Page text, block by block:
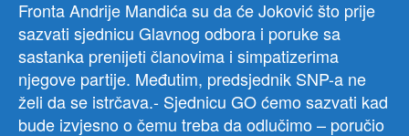
Fronta Andrije Mandića su da će Joković što prije
sazvati sjednicu Glavnog odbora i poruke sa
sastanka prenijeti članovima i simpatizerima
njegove partije. Međutim, predsjednik SNP-a ne
želi da se istrčava.- Sjednicu GO ćemo sazvati kad
bude izvjesno o čemu treba da odlučimo – poručio